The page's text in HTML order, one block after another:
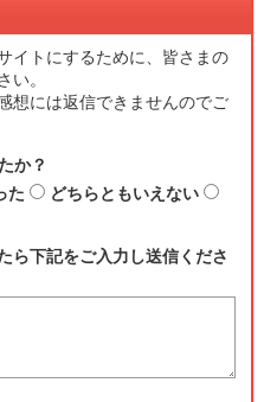
イトにするために、皆さまの
い。
想には返信できませんのでご
か？
た
どちらともいえない
ら下記をご入力し送信くださ